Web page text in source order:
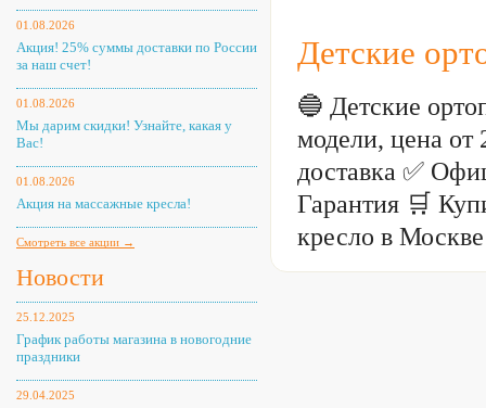
01.08.2026
Акция! 25% суммы доставки по России
за наш счет!
01.08.2026
Мы дарим скидки! Узнайте, какая у
Вас!
01.08.2026
Акция на массажные кресла!
Смотреть все акции →
Новости
25.12.2025
График работы магазина в новогодние
праздники
29.04.2025
Цвет: на выбор
Детские
🔵 Детские
модели, цена
доставка ✅
Гарантия 🛒
кресло в